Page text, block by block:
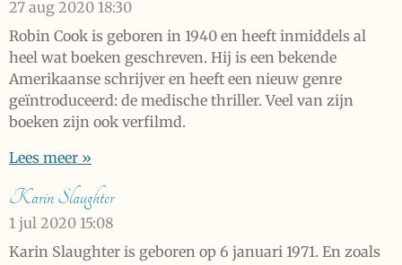
27 aug 2020 18:30
Robin Cook is geboren in 1940 en heeft inmiddels al
heel wat boeken geschreven. Hij is een bekende
Amerikaanse schrijver en heeft een nieuw genre
geïntroduceerd: de medische thriller. Veel van zijn
boeken zijn ook verfilmd.
Lees meer »
Karin Slaughter
1 jul 2020 15:08
Karin Slaughter is geboren op 6 januari 1971. En zoals